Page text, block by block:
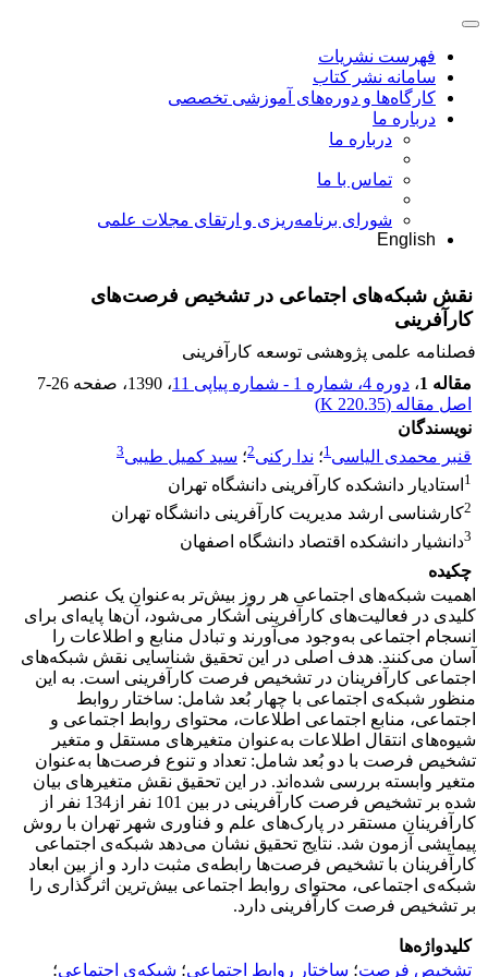
فهرست نشریات
سامانه نشر کتاب
کارگاه‌ها و دوره‌های آموزشی تخصصی
درباره ما
درباره ما
تماس با ما
شورای برنامه‌ریزی و ارتقای مجلات علمی
English
نقش شبکه‌های اجتماعی در تشخیص فرصت‌های
کارآفرینی
فصلنامه علمی پژوهشی توسعه کارآفرینی
مقاله 1
، دوره 4، شماره 1 - شماره پیاپی 11 ، 1390 ، صفحه 7-26
اصل مقاله (220.35 K
)
نویسندگان
قنبر محمدی الیاسی1؛ ندا رکنی2؛ سید کمیل طیبی3
1 استادیار دانشکده کارآفرینی دانشگاه تهران
2کارشناسی ارشد مدیریت کارآفرینی دانشگاه تهران
3دانشیار دانشکده اقتصاد دانشگاه اصفهان
چکیده
اهمیت شبکه‌های اجتماعی هر روز بیش‌تر به‌عنوان یک عنصر
کلیدی در فعالیت‌های کارآفرینی آشکار می‌شود، آن‌ها پایه‌ای برای
انسجام اجتماعی به‌وجود می‌آورند و تبادل منابع و اطلاعات را
آسان می‌کنند. هدف اصلی در این تحقیق شناسایی نقش شبکه‌های
اجتماعی کارآفرینان در تشخیص فرصت کارآفرینی است. به این
منظور شبکه‌ی اجتماعی با چهار بُعد شامل: ساختار روابط
اجتماعی، منابع اجتماعی اطلاعات، محتوای روابط اجتماعی و
شیوه‌های انتقال اطلاعات به‌عنوان متغیرهای مستقل و متغیر
تشخیص فرصت با دو بُعد شامل: تعداد و تنوع فرصت‌ها به‌عنوان
متغیر وابسته بررسی شده‌اند. در این تحقیق نقش متغیر‌های بیان
شده بر تشخیص فرصت کارآفرینی در بین 101 نفر از134 نفر از
کارآفرینان مستقر در پارک‌های علم و فناوری شهر تهران با روش
پیمایشی آزمون شد. نتایج تحقیق نشان می‌دهد شبکه‌ی اجتماعی
کارآفرینان با تشخیص فرصت‌ها رابطه‌ی مثبت دارد و از بین ابعاد
شبکه‌ی اجتماعی، محتوای روابط اجتماعی بیش‌ترین اثرگذاری را
بر تشخیص فرصت کارآفرینی دارد.
کلیدواژه‌ها
تشخیص فرصت؛ ساختار روابط اجتماعی؛ شبکه‌ی اجتماعی؛